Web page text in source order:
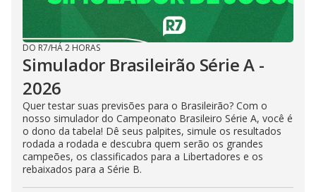
DO R7/HÁ 2 HORAS
Simulador Brasileirão Série A -
2026
Quer testar suas previsões para o Brasileirão? Com o
nosso simulador do Campeonato Brasileiro Série A, você é
o dono da tabela! Dê seus palpites, simule os resultados
rodada a rodada e descubra quem serão os grandes
campeões, os classificados para a Libertadores e os
rebaixados para a Série B.